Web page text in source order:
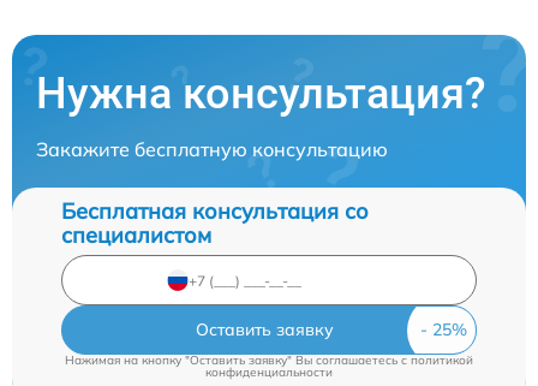
Нужна консультация?
Закажите бесплатную консультацию
Бесплатная консультация со
специалистом
Оставить заявку
Нажимая на кнопку "Оставить заявку" Вы соглашаетесь cполитикой
конфиденциальности